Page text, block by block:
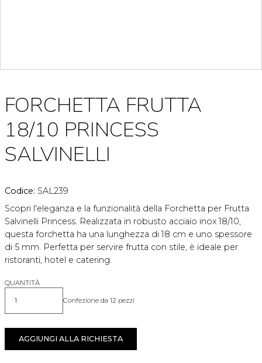
FORCHETTA FRUTTA
18/10 PRINCESS
SALVINELLI
Codice: SAL239
Scopri l'eleganza e la funzionalità della Forchetta per Frutta
Salvinelli Princess. Realizzata in robusto acciaio inox 18/10,
questa forchetta ha una lunghezza di 18 cm e uno spessore
di 5 mm. Perfetta per servire frutta con stile, è ideale per
ristoranti, hotel e catering.
QUANTITÀ
Quantità Confezione da 12 pezzi
AGGIUNGI ALLA RICHIESTA